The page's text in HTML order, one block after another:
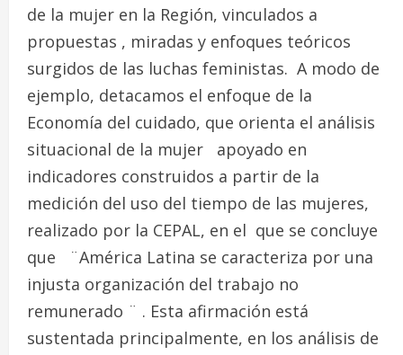
de la mujer en la Región, vinculados a
propuestas , miradas y enfoques teóricos
surgidos de las luchas feministas. A modo de
ejemplo, detacamos el enfoque de la
Economía del cuidado, que orienta el análisis
situacional de la mujer apoyado en
indicadores construidos a partir de la
medición del uso del tiempo de las mujeres,
realizado por la CEPAL, en el que se concluye
que ¨América Latina se caracteriza por una
injusta organización del trabajo no
remunerado ¨ . Esta afirmación está
sustentada principalmente, en los análisis de